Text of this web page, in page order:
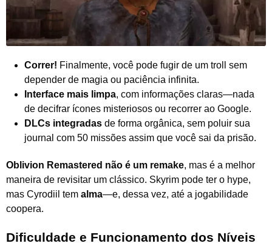
Correr! Finalmente, você pode fugir de um troll sem
depender de magia ou paciência infinita.
Interface mais limpa, com informações claras—nada
de decifrar ícones misteriosos ou recorrer ao Google.
DLCs integradas de forma orgânica, sem poluir sua
journal com 50 missões assim que você sai da prisão.
Oblivion Remastered não é um remake, mas é a melhor
maneira de revisitar um clássico. Skyrim pode ter o hype,
mas Cyrodiil tem alma—e, dessa vez, até a jogabilidade
coopera.
Dificuldade e Funcionamento dos Níveis